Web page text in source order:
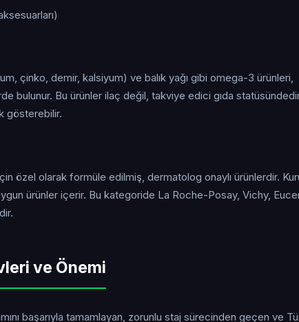
çinko, demir, kalsiyum) ve balık yağı gibi omega-3 ürünleri,
bulunur. Bu ürünler ilaç değil, takviye edici gıda
gösterebilir.
özel olarak formüle edilmiş, dermatolog onaylı ürünlerdir.
ürünler içerir. Bu kategoride La Roche-Posay, Vichy,
ve Önemi
başarıyla tamamlayan, zorunlu staj sürecinden geçen ve